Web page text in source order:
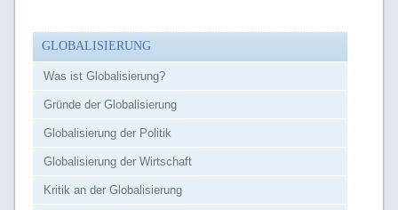
GLOBALISIERUNG
Was ist Globalisierung?
Gründe der Globalisierung
Globalisierung der Politik
Globalisierung der Wirtschaft
Kritik an der Globalisierung